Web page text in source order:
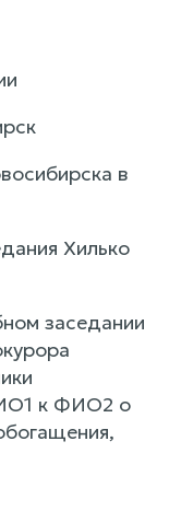
в
Хилько
заседании
к ФИО2 о